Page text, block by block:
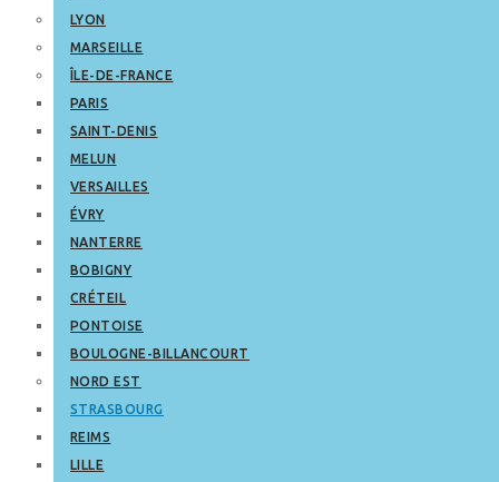
LYON
MARSEILLE
ÎLE-DE-FRANCE
PARIS
SAINT-DENIS
MELUN
VERSAILLES
ÉVRY
NANTERRE
BOBIGNY
CRÉTEIL
PONTOISE
BOULOGNE-BILLANCOURT
NORD EST
STRASBOURG
REIMS
LILLE